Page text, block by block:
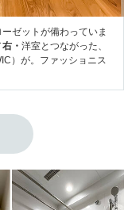
ゼットが備わっていま
右・ 洋室とつながった、
）が。ファッショニス